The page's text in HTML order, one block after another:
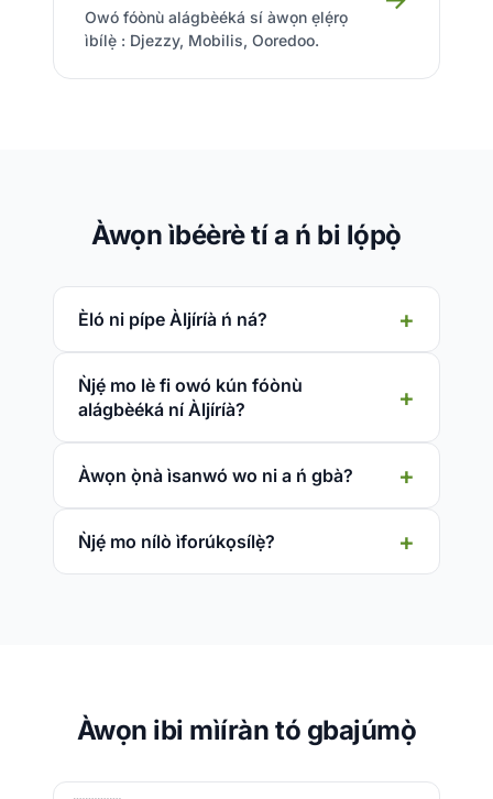
Owó fóònù alágbèéká sí àwọn ẹlẹ́rọ
ìbílẹ̀ : Djezzy, Mobilis, Ooredoo.
Àwọn ìbéèrè tí a ń bi lọ́pọ̀
Èló ni pípe Àljíríà ń ná?
Ǹjẹ́ mo lè fi owó kún fóònù
alágbèéká ní Àljíríà?
Àwọn ọ̀nà ìsanwó wo ni a ń gbà?
Ǹjẹ́ mo nílò ìforúkọsílẹ̀?
Àwọn ibi mìíràn tó gbajúmọ̀